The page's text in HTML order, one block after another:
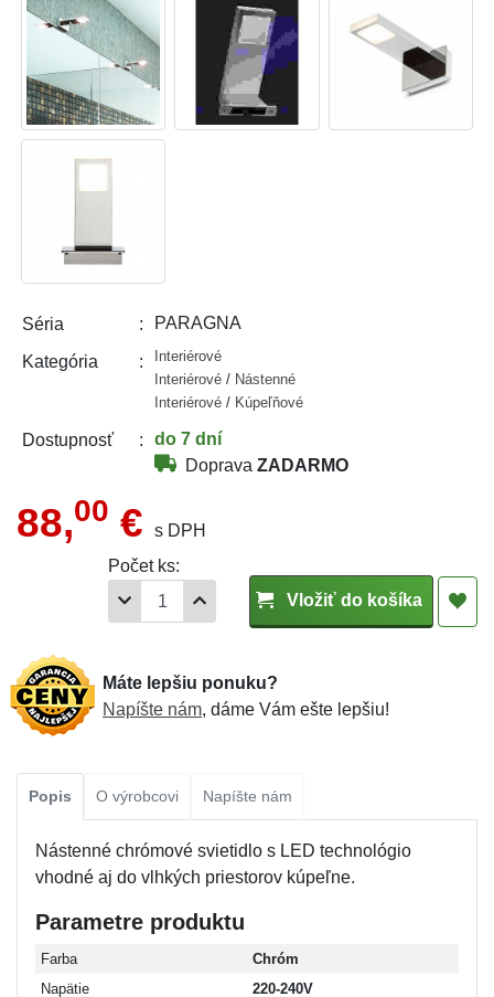
Séria PARAGNA
Kategória
Interiérové
Interiérové / Nástenné
Interiérové / Kúpeľňové
Dostupnosť
do 7 dní
Doprava ZADARMO
88,00 €
s DPH
Počet ks:
Vložiť do košíka
Máte lepšiu ponuku?
Napíšte nám, dáme Vám ešte lepšiu!
Popis O výrobcovi Napíšte nám
Nástenné chrómové svietidlo s LED technológio
vhodné aj do vlhkých priestorov kúpeľne.
Parametre produktu
Farba
Chróm
Napätie
220-240V